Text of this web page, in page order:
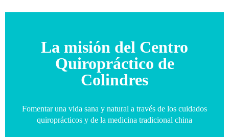
La misión del Centro
Quiropráctico de
Colindres
Fomentar una vida sana y natural a través de los cuidados
quiroprácticos y de la medicina tradicional china